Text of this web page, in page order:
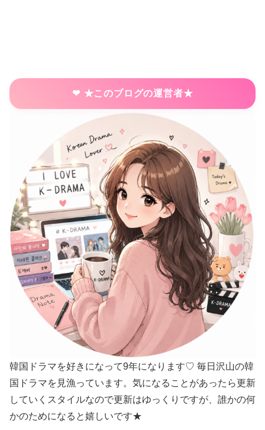
★このブログの運営者★
韓国ドラマを好きになって9年になります♡ 毎日沢山の韓
国ドラマを見漁っています。気になることがあったら更新
していくスタイルなので更新はゆっくりですが、誰かの何
かのためになると嬉しいです★